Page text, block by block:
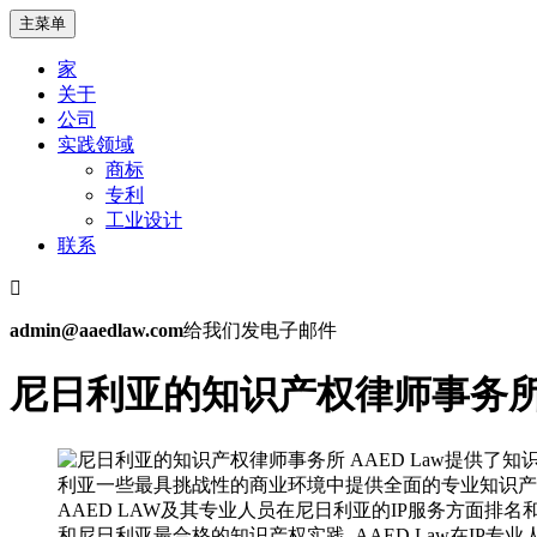
跳
到
主菜单
家
关于
公司
实践领域
商标
专利
工业设计
联系
admin@aaedlaw.com给我们发电子邮件
尼日利亚的知识产权律师事务